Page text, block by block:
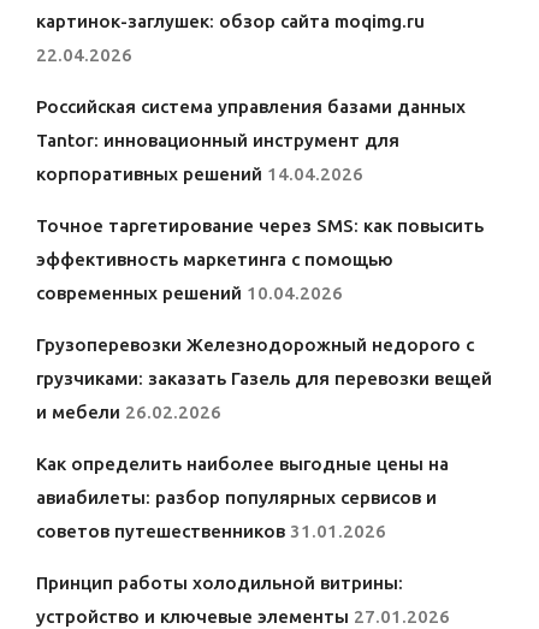
картинок-заглушек: обзор сайта moqimg.ru
22.04.2026
Российская система управления базами данных
Tantor: инновационный инструмент для
корпоративных решений 14.04.2026
Точное таргетирование через SMS: как повысить
эффективность маркетинга с помощью
современных решений 10.04.2026
Грузоперевозки Железнодорожный недорого с
грузчиками: заказать Газель для перевозки вещей
и мебели 26.02.2026
Как определить наиболее выгодные цены на
авиабилеты: разбор популярных сервисов и
советов путешественников 31.01.2026
Принцип работы холодильной витрины:
устройство и ключевые элементы 27.01.2026